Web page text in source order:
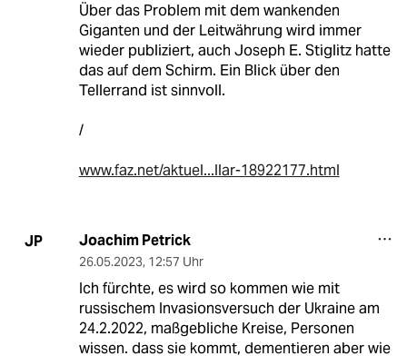
Über das Problem mit dem wankenden
Giganten und der Leitwährung wird immer
wieder publiziert, auch Joseph E. Stiglitz hatte
das auf dem Schirm. Ein Blick über den
Tellerrand ist sinnvoll.
/
www.faz.net/aktuel...llar-18922177.html
JP Joachim Petrick
26.05.2023, 12:57 Uhr
Ich fürchte, es wird so kommen wie mit
russischem Invasionsversuch der Ukraine am
24.2.2022, maßgebliche Kreise, Personen
wissen. dass sie kommt, dementieren aber wie